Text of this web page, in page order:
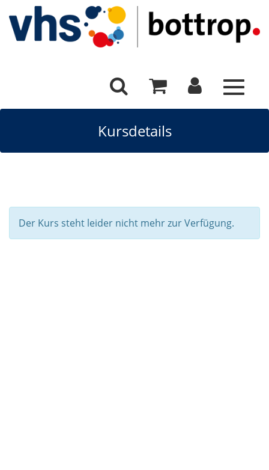
Toggle
Kursdetails
Der Kurs steht leider nicht mehr zur Verfügung.